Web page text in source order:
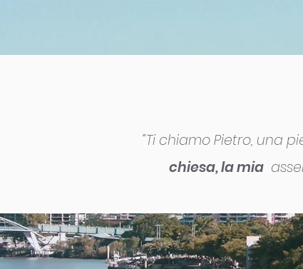
“Ti chiamo Pietro, una
chiesa, la mia